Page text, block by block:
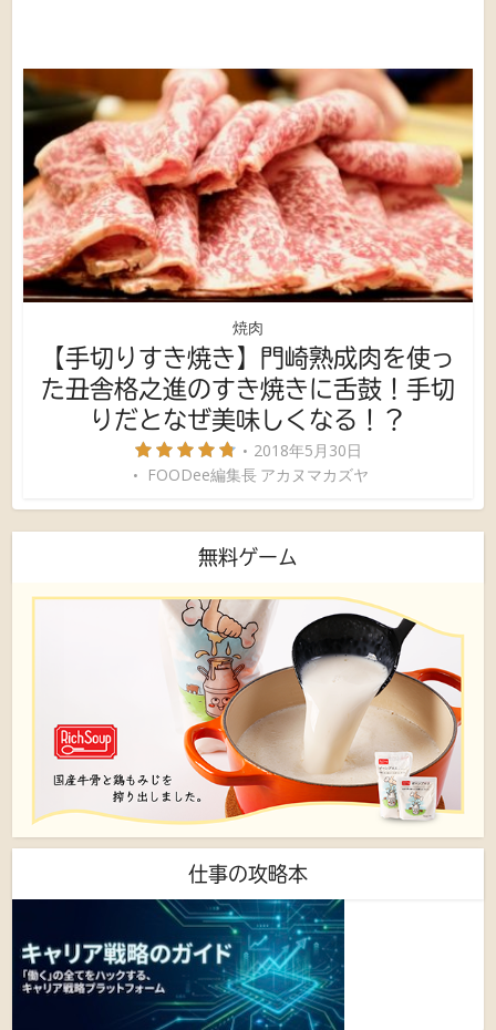
焼肉
【手切りすき焼き】門崎熟成肉を使っ
た丑舎格之進のすき焼きに舌鼓！手切
りだとなぜ美味しくなる！？
2018年5月30日
FOODee編集長 アカヌマカズヤ
無料ゲーム
仕事の攻略本